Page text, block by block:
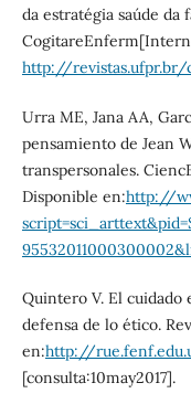
da estratégia saúde
http://
Urra ME, Jana AA,
pensamiento de Jean
transpersonales.
Disponible en:http://
Quintero V. El
defensa de lo ético.
en:http://
[consulta:10may2017].